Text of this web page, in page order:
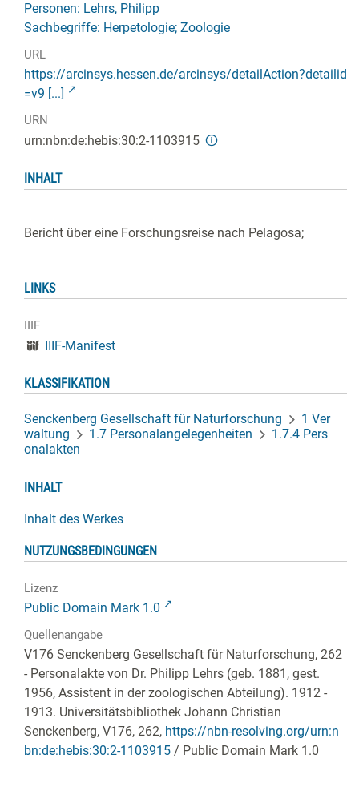
Personen: Lehrs, Philipp
Sachbegriffe: Herpetologie; Zoologie
URL
https://arcinsys.hessen.de/arcinsys/detailAction?detailid
=v9 [...]
URN
urn:nbn:de:hebis:30:2-1103915
INHALT
Bericht über eine Forschungsreise nach Pelagosa;
LINKS
IIIF
IIIF-Manifest
KLASSIFIKATION
Senckenberg Gesellschaft für Naturforschung
1 Ver
waltung
1.7 Personalangelegenheiten
1.7.4 Pers
onalakten
INHALT
Inhalt des Werkes
NUTZUNGSBEDINGUNGEN
Lizenz
Public Domain Mark 1.0
Quellenangabe
V176 Senckenberg Gesellschaft für Naturforschung, 262
- Personalakte von Dr. Philipp Lehrs (geb. 1881, gest.
1956, Assistent in der zoologischen Abteilung). 1912 -
1913. Universitätsbibliothek Johann Christian
Senckenberg, V176, 262, https://nbn-resolving.org/urn:n
bn:de:hebis:30:2-1103915 / Public Domain Mark 1.0